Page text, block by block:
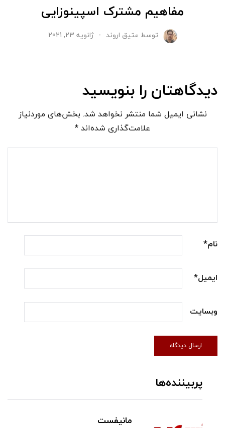
مفاهیم مشترک اسپینوزایی
توسط عتیق اروند ژانویه 23, 2021
دیدگاهتان را بنویسید
نشانی ایمیل شما منتشر نخواهد شد. بخش‌های موردنیاز
علامت‌گذاری شده‌اند*
نام*
ایمیل*
وبسایت
پربیننده‌ها
مانیفست